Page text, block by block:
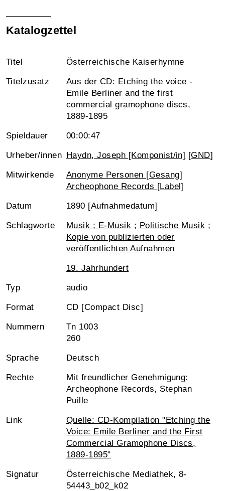
Katalogzettel
Titel Österreichische Kaiserhymne
Titelzusatz
Aus der CD: Etching the voice -
Emile Berliner and the first
commercial gramophone discs,
1889-1895
Spieldauer 00:00:47
Urheber/innen Haydn, Joseph [Komponist/in] [GND]
Mitwirkende
Anonyme Personen [Gesang]
Archeophone Records [Label]
Datum 1890 [Aufnahmedatum]
Schlagworte Musik ; E-Musik ; Politische Musik ;
Kopie von publizierten oder
veröffentlichten Aufnahmen
19. Jahrhundert
Typ audio
Format CD [Compact Disc]
Nummern
Tn 1003
260
Sprache Deutsch
Rechte
Mit freundlicher Genehmigung:
Archeophone Records, Stephan
Puille
Link
Quelle: CD-Kompilation "Etching the
Voice: Emile Berliner and the First
Commercial Gramophone Discs,
1889-1895"
Signatur
Österreichische Mediathek, 8-
54443_b02_k02